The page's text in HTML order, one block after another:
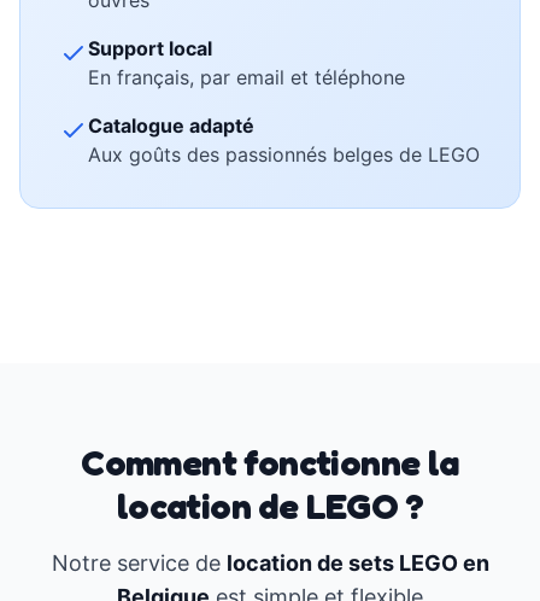
Support local
En français, par email et téléphone
Catalogue adapté
Aux goûts des passionnés belges de LEGO
Comment fonctionne la
location de LEGO ?
Notre service de location de sets LEGO en